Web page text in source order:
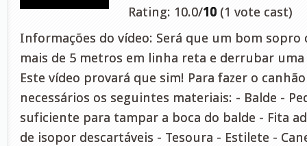
Rating: 10.0/10 (1 vote cast)
Informações do vídeo: Será que um bom
mais de 5 metros em linha reta e derrubar
Este vídeo provará que sim! Para fazer o
necessários os seguintes materiais: - Balde -
suficiente para tampar a boca do balde - Fita
de isopor descartáveis - Tesoura - Estilete -